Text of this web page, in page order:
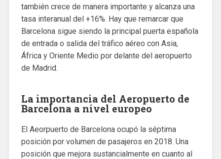
también crece de manera importante y alcanza una
tasa interanual del +16%. Hay que remarcar que
Barcelona sigue siendo la principal puerta española
de entrada o salida del tráfico aéreo con Asia,
África y Oriente Medio por delante del aeropuerto
de Madrid.
La importancia del Aeropuerto de
Barcelona a nivel europeo
El Aeorpuerto de Barcelona ocupó la séptima
posición por volumen de pasajeros en 2018. Una
posición que mejora sustancialmente en cuanto al